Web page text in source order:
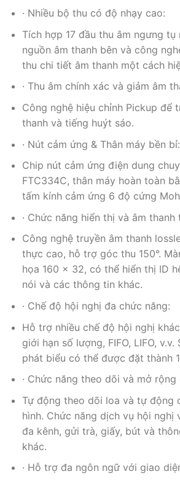
· Nhiều bộ thu có độ nhạy cao:
Tích hợp 17 đầu thu âm ngưng tụ
nguồn âm thanh bên và công
thu chi tiết âm thanh một cách
· Thu âm chính xác và giảm âm
Công nghệ hiệu chỉnh Pickup để
thanh và tiếng huýt sáo.
· Nút cảm ứng & Thân máy bền bỉ:
Chip nút cảm ứng điện dung
FTC334C, thân máy hoàn toàn
tấm kính cảm ứng 6 độ cứng
· Chức năng hiển thị và âm thanh
Công nghệ truyền âm thanh
thực cao, hỗ trợ góc thu 150°.
họa 160 x 32, có thể hiển thị ID
nói và các thông tin khác.
· Chế độ hội nghị đa chức năng:
Hỗ trợ nhiều chế độ hội nghị
giới hạn số lượng, FIFO, LIFO,
phát biểu có thể được đặt thành
· Chức năng theo dõi và mở rộng
Tự động theo dõi loa và tự động
hình. Chức năng dịch vụ hội nghị
đa kênh, gửi trà, giấy, bút và
khác.
· Hỗ trợ đa ngôn ngữ với giao